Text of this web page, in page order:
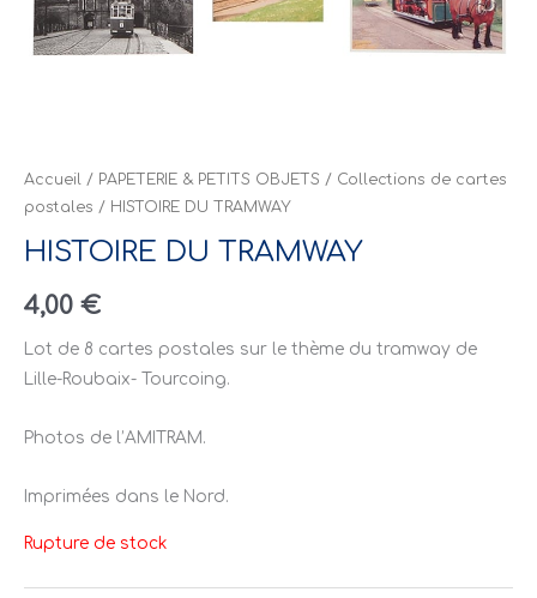
Accueil / PAPETERIE & PETITS OBJETS / Collections de cartes
postales / HISTOIRE DU TRAMWAY
HISTOIRE DU TRAMWAY
4,00 €
Lot de 8 cartes postales sur le thème du tramway de
Lille-Roubaix- Tourcoing.
Photos de l’AMITRAM.
Imprimées dans le Nord.
Rupture de stock